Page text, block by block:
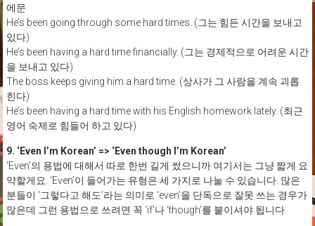
에문
He’s been going through some hard times. (그는 힘든 시간을 보내고
있다)
He’s been having a hard time financially. (그는 경제적으로 어려운 시간
을 보내고 있다)
The boss keeps giving him a hard time. (상사가 그 사람을 계속 괴롭
힌다)
He’s been having a hard time with his English homework lately. (최근
영어 숙제로 힘들어 하고 있다)
9. ‘Even I’m Korean’ => ‘Even though I’m Korean’
‘Even’의 용법에 대해서 따로 한번 길게 썼으니까 여기서는 그냥 짧게 요
약할게요. ‘Even’이 들어가는 유형은 세 가지로 나눌 수 있습니다. 많은
분들이 ‘그렇다고 해도’라는 의미로 ‘even’을 단독으로 잘못 쓰는 경우가
많은데 그런 용법으로 쓰려면 꼭 ‘if’나 ‘though’를 붙이셔야 됩니다.